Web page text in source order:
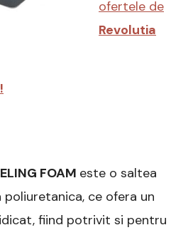
Recomandari
ofertele de
Revolutia
FOAM este o saltea
ce ofera un
fiind potrivit si pentru